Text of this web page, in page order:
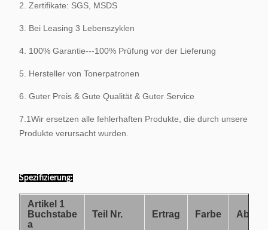
2. Zertifikate: SGS, MSDS
3. Bei Leasing 3 Lebenszyklen
4. 100% Garantie---100% Prüfung vor der Lieferung
5. Hersteller von Tonerpatronen
6. Guter Preis & Gute Qualität & Guter Service
7.1Wir ersetzen alle fehlerhaften Produkte, die durch unsere
Produkte verursacht wurden.
Spezifizierung:
Artikel 1
Buchstabe
a
Teil Nr. Ertrag Farbe